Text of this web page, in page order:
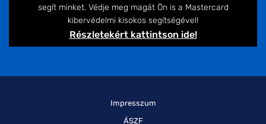
segít minket. Védje meg magát Ön is a Mastercard
kibervédelmi kisokos segítségével!
Részletekért kattintson ide!
Impresszum
ÁSZF